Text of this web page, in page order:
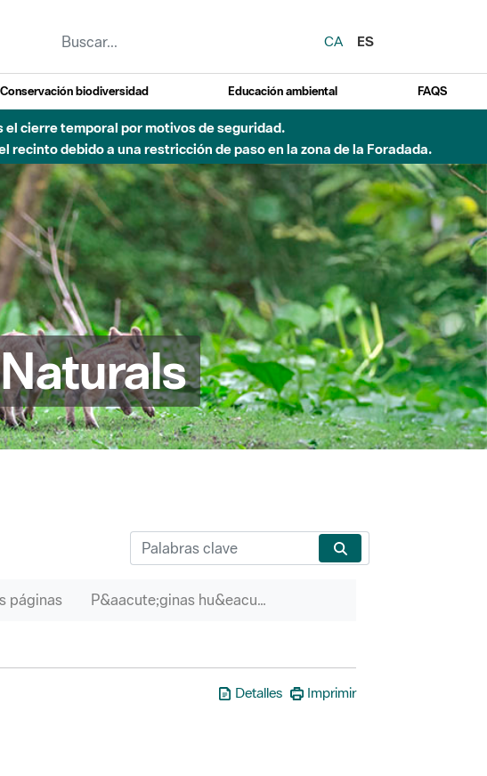
CA
ES
Conservación biodiversidad Educación ambiental FAQS
cierre temporal por motivos de seguridad.
debido a una restricción de paso en la zona de la Foradada.
páginas P&aacute;ginas hu&eacute;rfanas
Detalles Imprimir